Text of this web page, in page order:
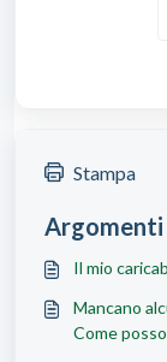
Stampa
Il mio
Mancano
Come